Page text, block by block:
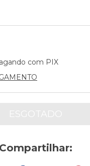
com PIX
Compartilhar: